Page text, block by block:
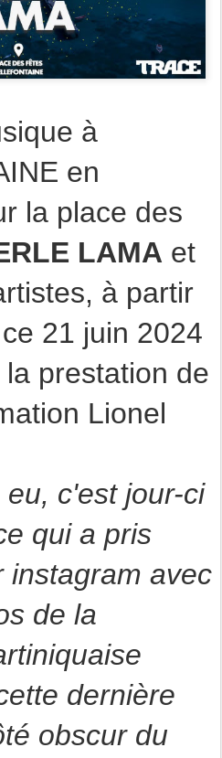
à
en
la place des
LAMA et
à partir
21 juin 2024
prestation de
Lionel
c'est jour-ci
qui a pris
instagram avec
de la
dernière
obscur du